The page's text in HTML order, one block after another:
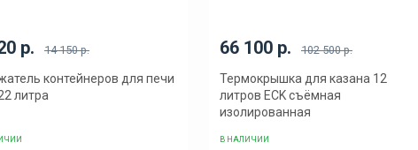
р. 14 150 р.
контейнеров для печи
литра
66 100 р. 102 500 р.
Термокрышка для казана 12
литров ECK съёмная
изолированная
В НАЛИЧИИ